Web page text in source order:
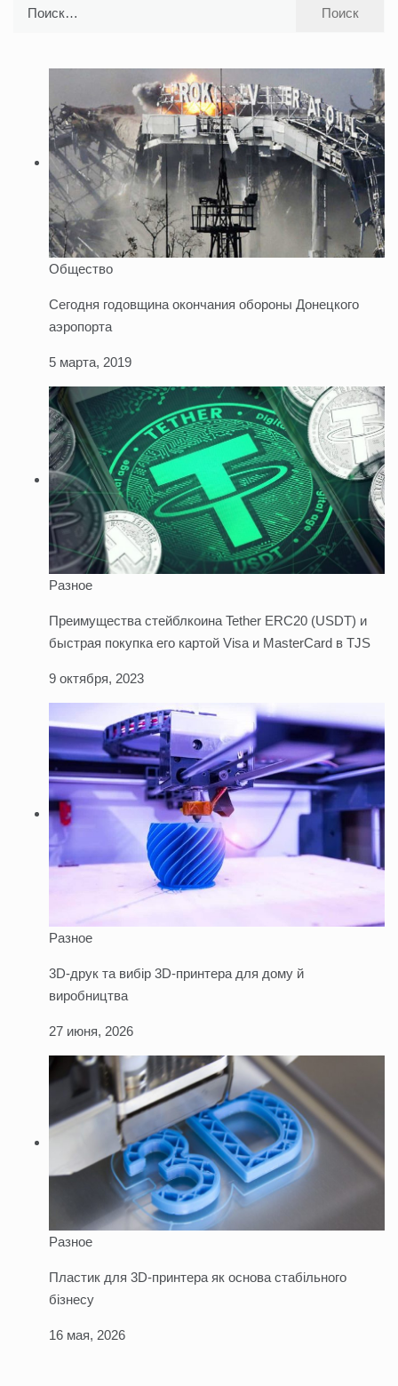
Общество
Сегодня годовщина окончания обороны Донецкого
аэропорта
5 марта, 2019
Разное
Преимущества стейблкоина Tether ERC20 (USDT) и
быстрая покупка его картой Visa и MasterCard в TJS
9 октября, 2023
Разное
3D-друк та вибір 3D-принтера для дому й
виробництва
27 июня, 2026
Разное
Пластик для 3D-принтера як основа стабільного
бізнесу
16 мая, 2026